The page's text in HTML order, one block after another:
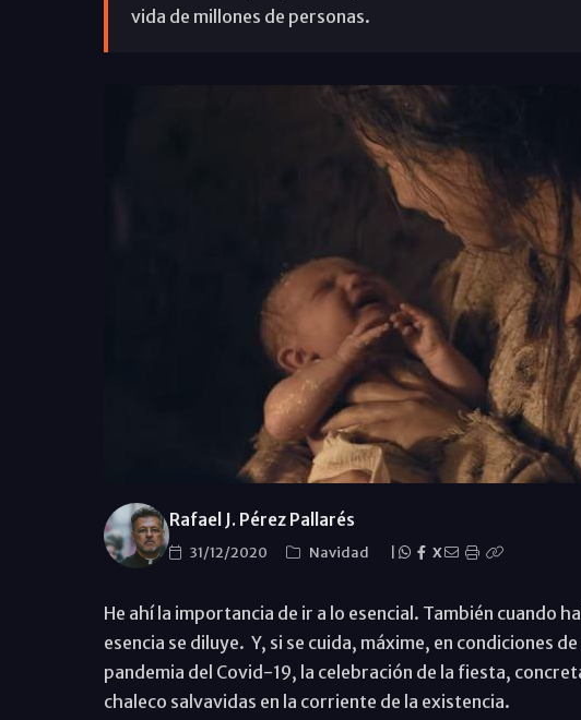
vida de millones de personas.
Rafael J. Pérez Pallarés
31/12/2020 Navidad X
He ahí la importancia de ir a lo esencial. También cuando
esencia se diluye. Y, si se cuida, máxime, en condiciones
pandemia del Covid-19, la celebración de la fiesta,
chaleco salvavidas en la corriente de la existencia.